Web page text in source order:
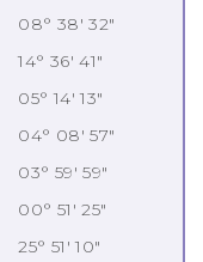
08° 38' 32"
14° 36' 41"
05° 14' 13"
04° 08' 57"
03° 59' 59"
00° 51' 25"
25° 51' 10"